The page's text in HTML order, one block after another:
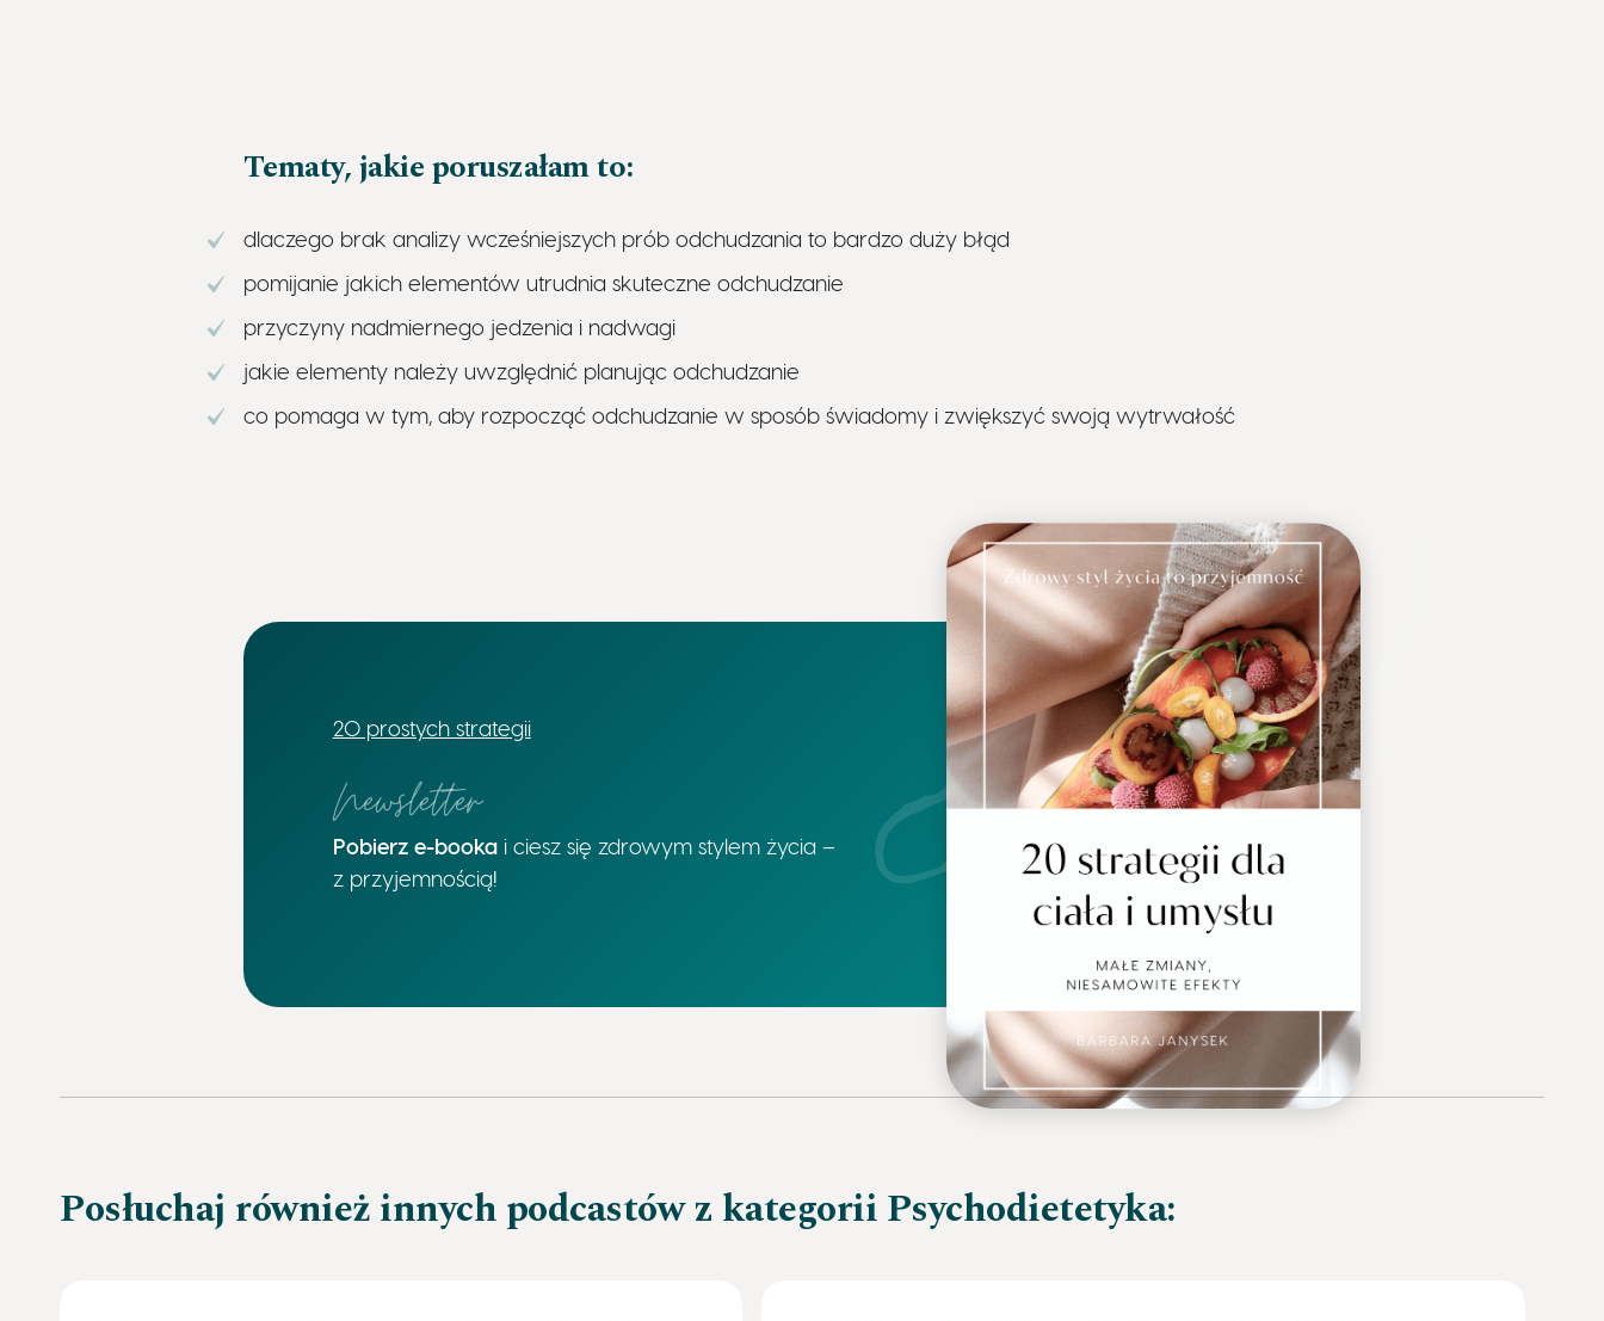
Tematy, jakie poruszałam to:
dlaczego brak analizy wcześniejszych prób odchudzania to bardzo duży błąd
pomijanie jakich elementów utrudnia skuteczne odchudzanie
przyczyny nadmiernego jedzenia i nadwagi
jakie elementy należy uwzględnić planując odchudzanie
co pomaga w tym, aby rozpocząć odchudzanie w sposób świadomy i zwiększyć swoją wytrwałość
20 prostych strategii
Newsletter
Pobierz e-bookai ciesz się zdrowym stylem życia –
z przyjemnością!
Posłuchaj również innych podcastów z kategorii Psychodietetyka: